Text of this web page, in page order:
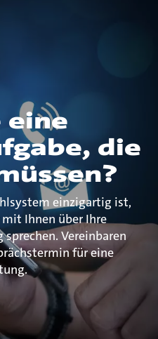
eine
die
einzigartig ist,
Ihnen über Ihre
Vereinbaren
für eine